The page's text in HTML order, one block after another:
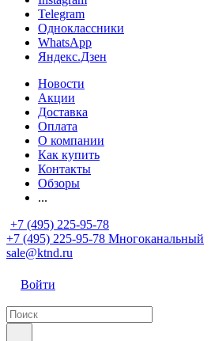
Telegram
Одноклассники
WhatsApp
Яндекс.Дзен
Новости
Акции
Доставка
Оплата
О компании
Как купить
Контакты
Обзоры
...
+7 (495) 225-95-78
+7 (495) 225-95-78 Многоканальный
sale@ktnd.ru
Войти